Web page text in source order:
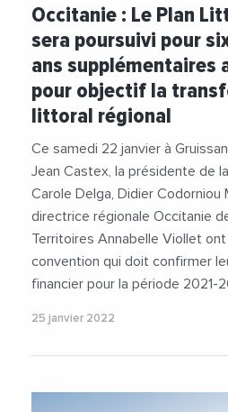
#JeanCastex
#Occitanie
#PyreneesOrientales
Occitanie : Le Plan
sera poursuivi pour
ans supplémentaires
pour objectif la
littoral régional
Ce samedi 22 janvier à
Jean Castex, la présidente de
Carole Delga, Didier Codorniou
directrice régionale Occitanie
Territoires Annabelle Viollet ont
convention qui doit confirmer
financier pour la période 2021-
25 janvier 2022